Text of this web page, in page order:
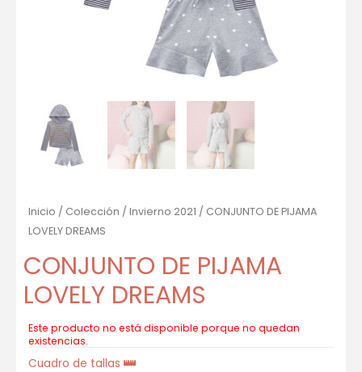
Inicio / Colección / Invierno 2021 / CONJUNTO DE PIJAMA
LOVELY DREAMS
CONJUNTO DE PIJAMA
LOVELY DREAMS
Este producto no está disponible porque no quedan
existencias.
Cuadro de tallas